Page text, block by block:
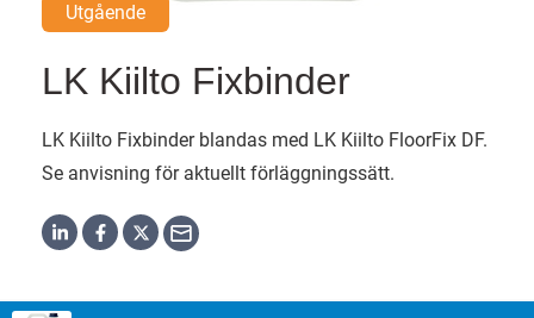
Utgående
LK Kiilto Fixbinder
LK Kiilto Fixbinder blandas med LK Kiilto FloorFix DF.
Se anvisning för aktuellt förläggningssätt.